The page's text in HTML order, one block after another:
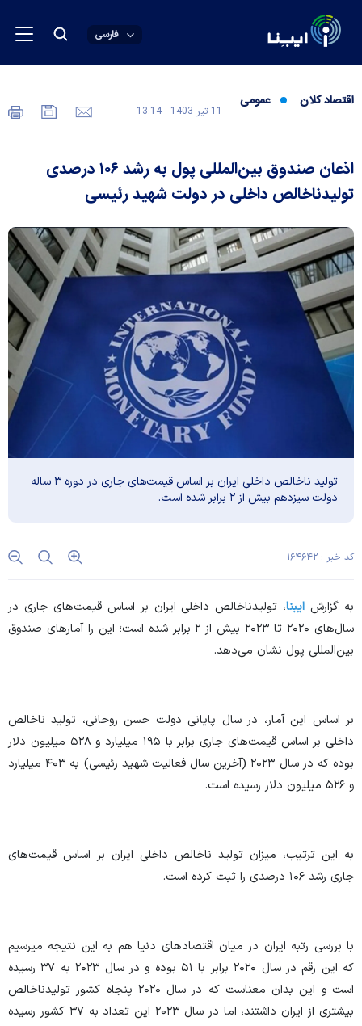
فارسی
اقتصاد کلان عمومی
11 تير 1403 - 13:14
اذعان صندوق بین‌المللی پول به رشد ۱۰۶ درصدی
تولیدناخالص داخلی در دولت شهید رئیسی
تولید ناخالص داخلی ایران بر اساس قیمت‌های جاری در دوره ۳ ساله
دولت سیزدهم بیش از ۲ برابر شده است.
کد خبر : ۱۶۴۶۴۲
به گزارش ایبنا، تولیدناخالص داخلی ایران بر اساس قیمت‌های جاری در
سال‌های ۲۰۲۰ تا ۲۰۲۳ بیش از ۲ برابر شده است؛ این را آمار‌های صندوق
بین‌المللی پول نشان می‌دهد.
بر اساس این آمار، در سال پایانی دولت حسن روحانی، تولید ناخالص
داخلی بر اساس قیمت‌های جاری برابر با ۱۹۵ میلیارد و ۵۲۸ میلیون دلار
بوده که در سال ۲۰۲۳ (آخرین سال فعالیت شهید رئیسی) به ۴۰۳ میلیارد
و ۵۲۶ میلیون دلار رسیده است.
به این ترتیب، میزان تولید ناخالص داخلی ایران بر اساس قیمت‌های
جاری رشد ۱۰۶ درصدی را ثبت کرده است.
با بررسی رتبه ایران در میان اقتصاد‌های دنیا هم به این نتیجه میرسیم
که این رقم در سال ۲۰۲۰ برابر با ۵۱ بوده و در سال ۲۰۲۳ به ۳۷ رسیده
است و این بدان معناست که در سال ۲۰۲۰ پنجاه کشور تولیدناخالص
بیشتری از ایران داشتند، اما در سال ۲۰۲۳ این تعداد به ۳۷ کشور رسیده